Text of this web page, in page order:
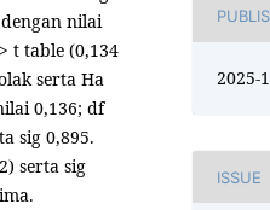
nilai
t table (0,134
serta Ha
0,136; df
sig 0,895.
serta sig
2025-
ISSUE